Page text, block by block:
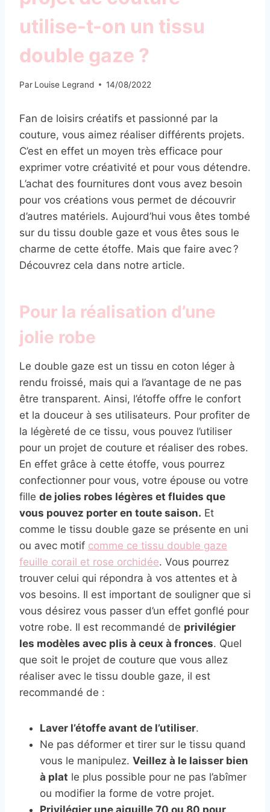
utilise-t-on un tissu
double gaze ?
Par Louise Legrand 14/08/2022
Fan de loisirs créatifs et passionné par la
couture, vous aimez réaliser différents projets.
C’est en effet un moyen très efficace pour
exprimer votre créativité et pour vous détendre.
L’achat des fournitures dont vous avez besoin
pour vos créations vous permet de découvrir
d’autres matériels. Aujourd’hui vous êtes tombé
sur du tissu double gaze et vous êtes sous le
charme de cette étoffe. Mais que faire avec ?
Découvrez cela dans notre article.
Pour la réalisation d’une
jolie robe
Le double gaze est un tissu en coton léger à
rendu froissé, mais qui a l’avantage de ne pas
être transparent. Ainsi, l’étoffe offre le confort
et la douceur à ses utilisateurs. Pour profiter de
la légèreté de ce tissu, vous pouvez l’utiliser
pour un projet de couture et réaliser des robes.
En effet grâce à cette étoffe, vous pourrez
confectionner pour vous, votre épouse ou votre
fille de jolies robes légères et fluides que
vous pouvez porter en toute saison. Et
comme le tissu double gaze se présente en uni
ou avec motif comme ce tissu double gaze
feuille corail et rose orchidée. Vous pourrez
trouver celui qui répondra à vos attentes et à
vos besoins. Il est important de souligner que si
vous désirez vous passer d’un effet gonflé pour
votre robe. Il est recommandé de privilégier
les modèles avec plis à ceux à fronces. Quel
que soit le projet de couture que vous allez
réaliser avec le tissu double gaze, il est
recommandé de :
Laver l’étoffe avant de l’utiliser.
Ne pas déformer et tirer sur le tissu quand
vous le manipulez. Veillez à le laisser bien
à plat le plus possible pour ne pas l’abîmer
ou modifier la forme de votre projet.
Privilégier une aiguille 70 ou 80 pour